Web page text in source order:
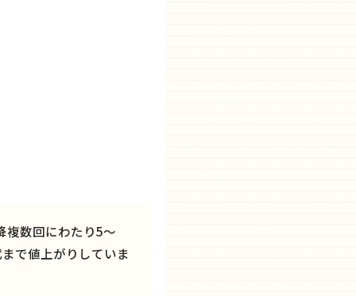
複数回にわたり5〜
で値上がりしていま